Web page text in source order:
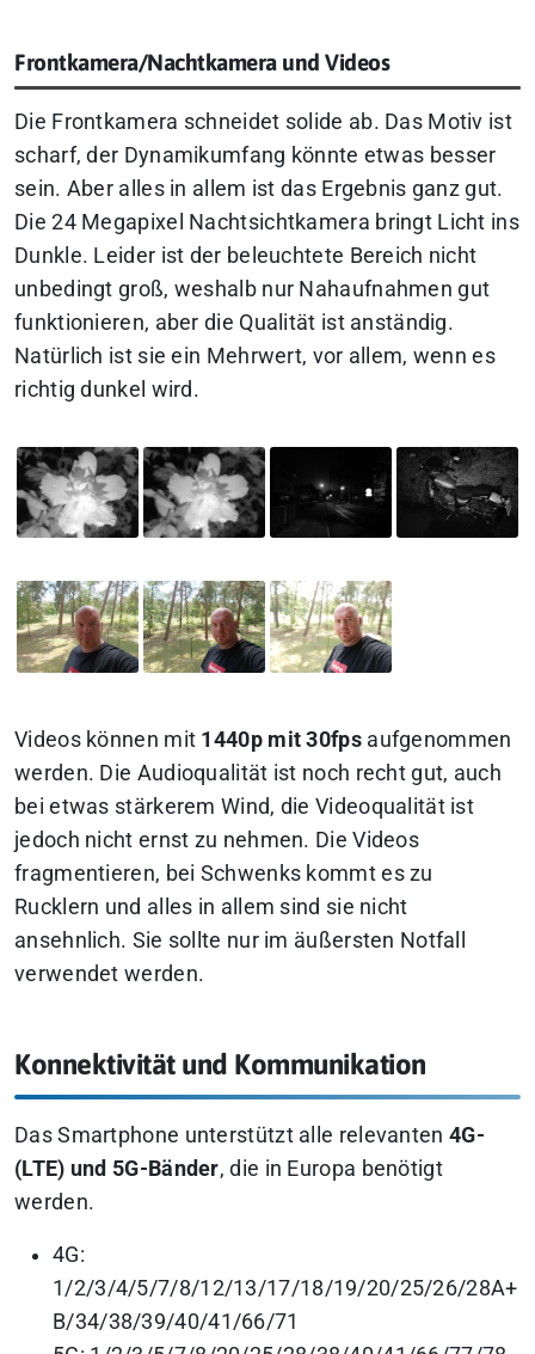
Frontkamera/Nachtkamera und Videos
Die Frontkamera schneidet solide ab. Das Motiv ist
scharf, der Dynamikumfang könnte etwas besser
sein. Aber alles in allem ist das Ergebnis ganz gut.
Die 24 Megapixel Nachtsichtkamera bringt Licht ins
Dunkle. Leider ist der beleuchtete Bereich nicht
unbedingt groß, weshalb nur Nahaufnahmen gut
funktionieren, aber die Qualität ist anständig.
Natürlich ist sie ein Mehrwert, vor allem, wenn es
richtig dunkel wird.
Videos können mit 1440p mit 30fpsaufgenommen
werden. Die Audioqualität ist noch recht gut, auch
bei etwas stärkerem Wind, die Videoqualität ist
jedoch nicht ernst zu nehmen. Die Videos
fragmentieren, bei Schwenks kommt es zu
Rucklern und alles in allem sind sie nicht
ansehnlich. Sie sollte nur im äußersten Notfall
verwendet werden.
Konnektivität und Kommunikation
Das Smartphone unterstützt alle relevanten 4G-
(LTE) und 5G-Bänder, die in Europa benötigt
werden.
4G:
1/2/3/4/5/7/8/12/13/17/18/19/20/25/26/28A+
B/34/38/39/40/41/66/71